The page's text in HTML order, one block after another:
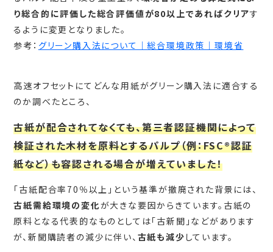
り総合的に評価した総合評価値が80以上であればクリアす
るように変更となりました。
参考： グリーン購入法について｜総合環境政策｜環境省
高速オフセットにてどんな用紙がグリーン購入法に適合する
のか調べたところ、
古紙が配合されてなくても、第三者認証機関によって
検証された木材を原料とするパルプ（例：FSC®認証
紙など）も容認される場合が増えていました！
「古紙配合率70％以上」という基準が撤廃された背景には、
古紙需給環境の変化が大きな要因からきています。古紙の
原料となる代表的なものとしては「古新聞」などがあります
が、新聞購読者の減少に伴い、 古紙も減少 しています。